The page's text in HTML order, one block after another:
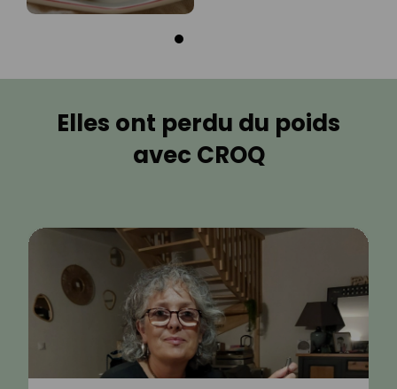
Elles ont perdu du poids
avec CROQ